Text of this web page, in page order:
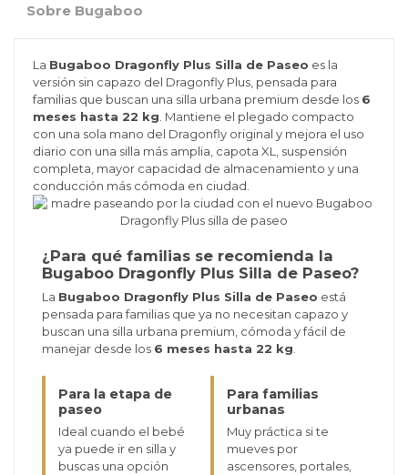
Sobre Bugaboo
La Bugaboo Dragonfly Plus Silla de Paseo es la
versión sin capazo del Dragonfly Plus, pensada para
familias que buscan una silla urbana premium desde los 6
meses hasta 22 kg. Mantiene el plegado compacto
con una sola mano del Dragonfly original y mejora el uso
diario con una silla más amplia, capota XL, suspensión
completa, mayor capacidad de almacenamiento y una
conducción más cómoda en ciudad.
¿Para qué familias se recomienda la
Bugaboo Dragonfly Plus Silla de Paseo?
La Bugaboo Dragonfly Plus Silla de Paseo está
pensada para familias que ya no necesitan capazo y
buscan una silla urbana premium, cómoda y fácil de
manejar desde los 6 meses hasta 22 kg
Para la etapa de
paseo
Ideal cuando el bebé
ya puede ir en silla y
buscas una opción
Para familias
urbanas
Muy práctica si te
mueves por
ascensores, portales,